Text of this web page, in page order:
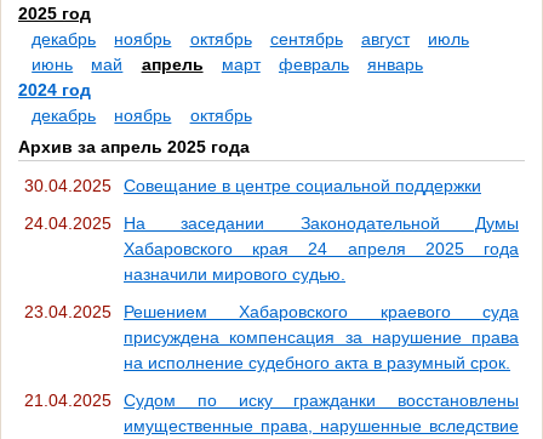
2025 год
декабрь
ноябрь октябрь сентябрь август
июль
июнь
май апрель март февраль
январь
2024 год
декабрь
ноябрь
октябрь
Архив за апрель 2025 года
30.04.2025
Совещание в центре социальной поддержки
24.04.2025
На заседании Законодательной Думы
Хабаровского края 24 апреля 2025 года
назначили мирового судью.
23.04.2025
Решением Хабаровского краевого суда
присуждена компенсация за нарушение права
на исполнение судебного акта в разумный срок.
21.04.2025
Судом по иску гражданки восстановлены
имущественные права, нарушенные вследствие